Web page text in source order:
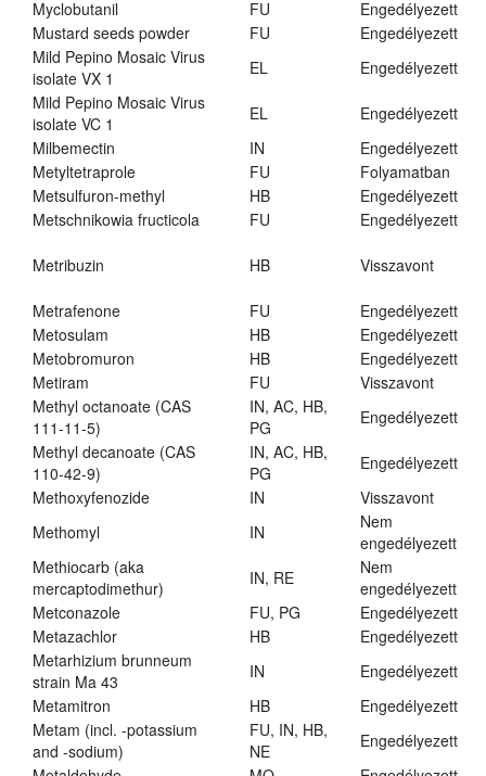
Myclobutanil FU
Engedélyezett
Mustard seeds powder
FU
Engedélyezett
Mild Pepino Mosaic Virus
isolate VX 1
EL
Engedélyezett
Mild Pepino Mosaic Virus
isolate VC 1
EL
Engedélyezett
Milbemectin
IN
Engedélyezett
Metyltetraprole
FU
Folyamatban
Metsulfuron-methyl
HB
Engedélyezett
Metschnikowia fructicola
FU Engedélyezett
Metribuzin HB Visszavont
Metrafenone FU
Engedélyezett
Metosulam
HB
Engedélyezett
Metobromuron
HB
Engedélyezett
Metiram
FU
Visszavont
Methyl octanoate (CAS
111-11-5)
IN, AC, HB,
PG
Engedélyezett
Methyl decanoate (CAS
110-42-9)
IN, AC, HB,
PG
Engedélyezett
Methoxyfenozide
IN
Visszavont
Methomyl
IN
Nem
engedélyezett
Methiocarb (aka
mercaptodimethur)
IN, RE
Nem
engedélyezett
Metconazole
FU, PG
Engedélyezett
Metazachlor
HB
Engedélyezett
Metarhizium brunneum
strain Ma 43
IN
Engedélyezett
Metamitron
HB
Engedélyezett
Metam (incl. -potassium
and -sodium)
FU, IN, HB,
NE
Engedélyezett